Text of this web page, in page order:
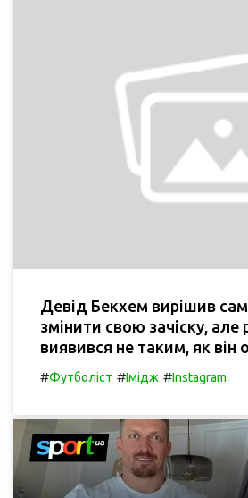
Девід Бекхем вирішив
змінити свою зачіску, але
виявився не таким, як він
#Футболіст #Імідж #Instagram